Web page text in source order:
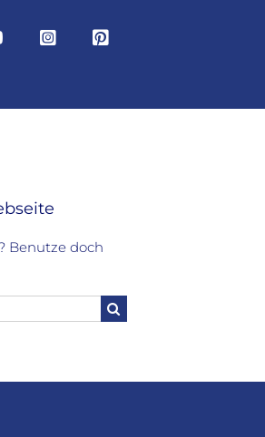
Benutze doch